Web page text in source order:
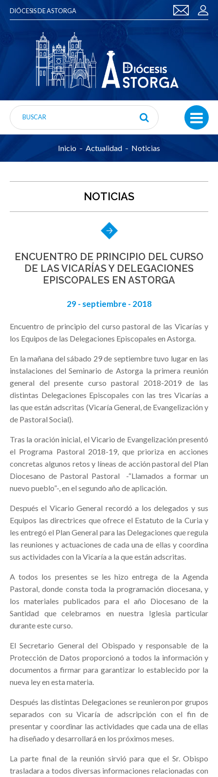
DIÓCESIS DE ASTORGA
Inicio Actualidad Noticias
NOTICIAS
ENCUENTRO DE PRINCIPIO DEL CURSO
DE LAS VICARÍAS Y DELEGACIONES
EPISCOPALES EN ASTORGA
29 - septiembre - 2018
Encuentro de principio del curso pastoral de las Vicarías y
los Equipos de las Delegaciones Episcopales en Astorga.
En la mañana del sábado 29 de septiembre tuvo lugar en las
instalaciones del Seminario de Astorga la primera reunión
general del presente curso pastoral 2018-2019 de las
distintas Delegaciones Episcopales con las tres Vicarías a
las que están adscritas (Vicaría General, de Evangelización y
de Pastoral Social).
Tras la oración inicial, el Vicario de Evangelización presentó
el Programa Pastoral 2018-19, que prioriza en acciones
concretas algunos retos y líneas de acción pastoral del Plan
Diocesano de Pastoral Pastoral -“Llamados a formar un
nuevo pueblo”-, en el segundo año de aplicación.
Después el Vicario General recordó a los delegados y sus
Equipos las directrices que ofrece el Estatuto de la Curia y
les entregó el Plan General para las Delegaciones que regula
las reuniones y actuaciones de cada una de ellas y coordina
sus actividades con la Vicaría a la que están adscritas.
A todos los presentes se les hizo entrega de la Agenda
Pastoral, donde consta toda la programación diocesana, y
los materiales publicados para el año Diocesano de la
Santidad que celebramos en nuestra Iglesia particular
durante este curso.
El Secretario General del Obispado y responsable de la
Protección de Datos proporcionó a todos la información y
documentos a firmar para garantizar lo establecido por la
nueva ley en esta materia.
Después las distintas Delegaciones se reunieron por grupos
separados con su Vicaría de adscripción con el fin de
presentar y coordinar las actividades que cada una de ellas
ha diseñado y desarrollará en los próximos meses.
La parte final de la reunión sirvió para que el Sr. Obispo
trasladara a todos diversas informaciones relacionadas con